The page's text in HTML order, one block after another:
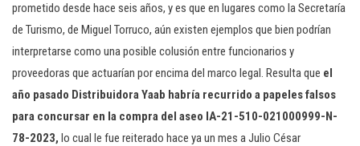
prometido desde hace seis años, y es que en lugares como la Secretaría
de Turismo, de Miguel Torruco, aún existen ejemplos que bien podrían
interpretarse como una posible colusión entre funcionarios y
proveedoras que actuarían por encima del marco legal. Resulta que el
año pasado Distribuidora Yaab habría recurrido a papeles falsos
para concursar en la compra del aseo IA-21-510-021000999-N-
78-2023, lo cual le fue reiterado hace ya un mes a Julio César